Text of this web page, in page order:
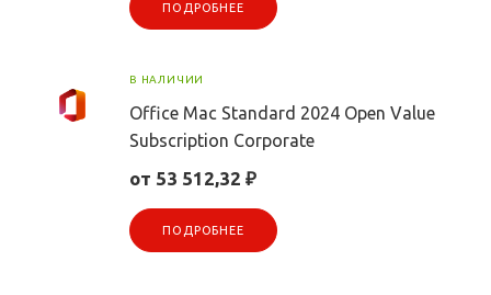
ПОДРОБНЕЕ
В НАЛИЧИИ
Office Mac Standard 2024 Open Value
Subscription Corporate
от 53 512,32 ₽
ПОДРОБНЕЕ